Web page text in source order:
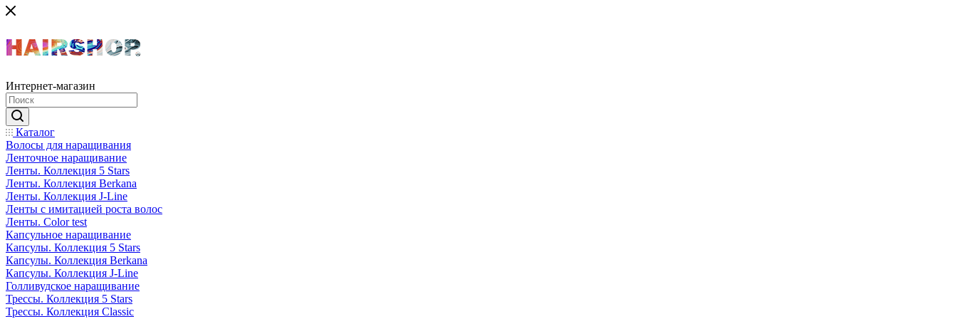
Интернет-магазин
Каталог
Волосы для наращивания
Ленточное наращивание
Ленты. Коллекция 5 Stars
Ленты. Коллекция Berkana
Ленты. Коллекция J-Line
Ленты с имитацией роста волос
Ленты. Color test
Капсульное наращивание
Капсулы. Коллекция 5 Stars
Капсулы. Коллекция Berkana
Капсулы. Коллекция J-Line
Голливудское наращивание
Трессы. Коллекция 5 Stars
Трессы. Коллекция Classic